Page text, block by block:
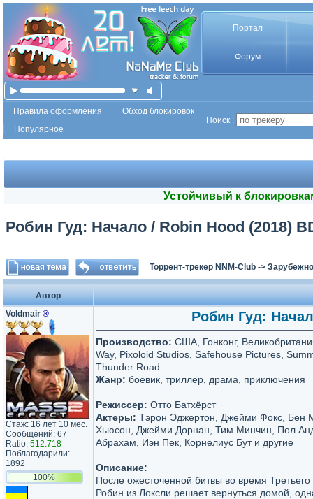
Портал
Форум
Правила оформления
Обход блокировок
Популярное
Поиск :
Устойчивый к
Робин Гуд: Начало / Robin Hood (2018)
Торрент-трекер NNM-Club ->
Автор
Voldmair ®
Стаж: 16 лет 10 мес.
Сообщений: 67
Ratio: 512.718
Поблагодарили:
1892
100%
Робин Гуд:
Производство: США, Гонконг,
Way, Pixoloid Studios, Safehouse Pictures,
Thunder Road
Жанр: боевик триллер драма , приключения
Режиссер: Отто Батхёрст
Актеры: Тэрон Эджертон, Джейми Фокс, Бен
Хьюсон, Джейми Дорнан, Тим Минчин, Пол
Абрахам, Иэн Пек, Корнелиус Бут и другие
Описание:
После ожесточенной битвы во время Третьего
Робин из Локсли решает вернуться домой,